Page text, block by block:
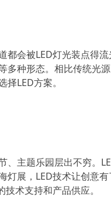
会被LED灯光装点得
种形态。相比传统光
LED方案。
主题乐园层出不穷。
展，LED技术让创意
术支持和产品供应。